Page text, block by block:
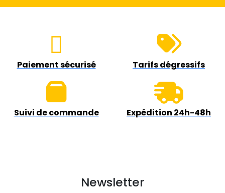
Paiement sécurisé Tarifs dégressifs
Suivi de commande Expédition 24h-48h
Newsletter